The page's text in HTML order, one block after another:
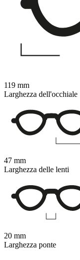
119 mm
Larghezza dell'occhiale
47 mm
Larghezza delle lenti
20 mm
Larghezza ponte